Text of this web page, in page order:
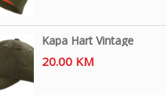
Kapa Hart Vintage
20.00 KM